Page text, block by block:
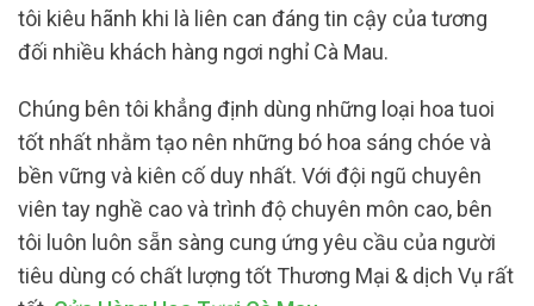
tôi kiêu hãnh khi là liên can đáng tin cậy của tương
đối nhiều khách hàng ngơi nghỉ Cà Mau.
Chúng bên tôi khẳng định dùng những loại hoa tuoi
tốt nhất nhằm tạo nên những bó hoa sáng chóe và
bền vững và kiên cố duy nhất. Với đội ngũ chuyên
viên tay nghề cao và trình độ chuyên môn cao, bên
tôi luôn luôn sẵn sàng cung ứng yêu cầu của người
tiêu dùng có chất lượng tốt Thương Mại & dịch Vụ rất